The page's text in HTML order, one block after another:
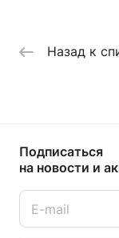
Назад к
Подписаться
на новости и